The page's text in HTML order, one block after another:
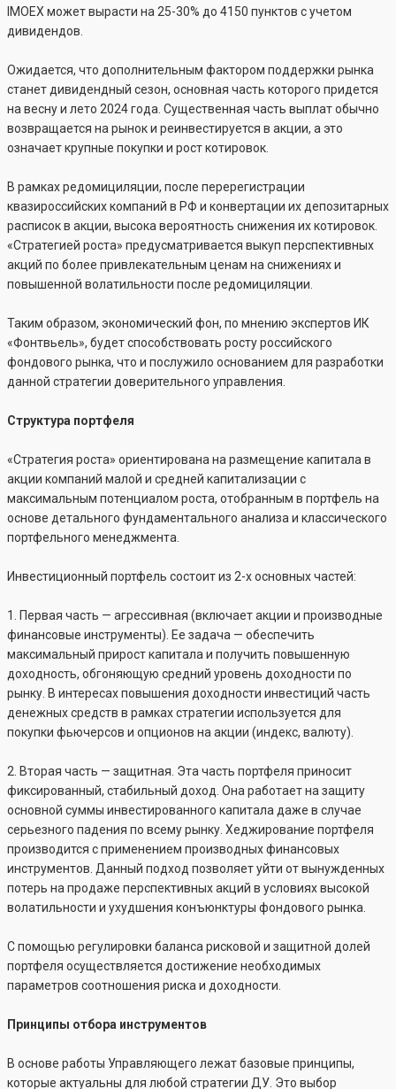
IMOEX может вырасти на 25-30% до 4150 пунктов с учетом
дивидендов.
Ожидается, что дополнительным фактором поддержки рынка
станет дивидендный сезон, основная часть которого придется
на весну и лето 2024 года. Существенная часть выплат обычно
возвращается на рынок и реинвестируется в акции, а это
означает крупные покупки и рост котировок.
В рамках редомициляции, после перерегистрации
квазироссийских компаний в РФ и конвертации их депозитарных
расписок в акции, высока вероятность снижения их котировок.
«Стратегией роста» предусматривается выкуп перспективных
акций по более привлекательным ценам на снижениях и
повышенной волатильности после редомициляции.
Таким образом, экономический фон, по мнению экспертов ИК
«Фонтвьель», будет способствовать росту российского
фондового рынка, что и послужило основанием для разработки
данной стратегии доверительного управления.
Структура портфеля
«Стратегия роста» ориентирована на размещение капитала в
акции компаний малой и средней капитализации с
максимальным потенциалом роста, отобранным в портфель на
основе детального фундаментального анализа и классического
портфельного менеджмента.
Инвестиционный портфель состоит из 2-х основных частей:
1. Первая часть — агрессивная (включает акции и производные
финансовые инструменты). Ее задача — обеспечить
максимальный прирост капитала и получить повышенную
доходность, обгоняющую средний уровень доходности по
рынку. В интересах повышения доходности инвестиций часть
денежных средств в рамках стратегии используется для
покупки фьючерсов и опционов на акции (индекс, валюту).
2. Вторая часть — защитная. Эта часть портфеля приносит
фиксированный, стабильный доход. Она работает на защиту
основной суммы инвестированного капитала даже в случае
серьезного падения по всему рынку. Хеджирование портфеля
производится с применением производных финансовых
инструментов. Данный подход позволяет уйти от вынужденных
потерь на продаже перспективных акций в условиях высокой
волатильности и ухудшения конъюнктуры фондового рынка.
С помощью регулировки баланса рисковой и защитной долей
портфеля осуществляется достижение необходимых
параметров соотношения риска и доходности.
Принципы отбора инструментов
В основе работы Управляющего лежат базовые принципы,
которые актуальны для любой стратегии ДУ. Это выбор